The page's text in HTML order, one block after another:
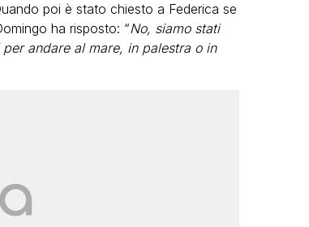
poi è stato chiesto a Federica se
ha risposto: “No, siamo stati
andare al mare, in palestra o in